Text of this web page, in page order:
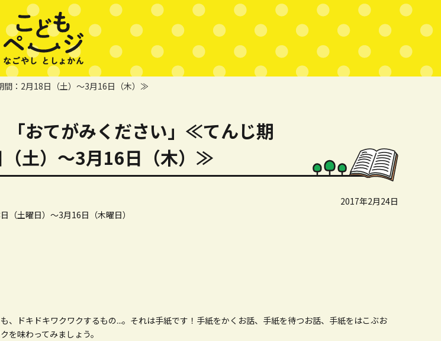
：2月18日（土）～3月16日（木）≫
おてがみください」≪てんじ期
土）～3月16日（木）≫
2017年2月24日
（土曜日）～3月16日（木曜日）
、ドキドキワクワクするもの...。それは手紙です！手紙をかくお話、手紙を待つお話、手紙をはこぶお
を味わってみましょう。